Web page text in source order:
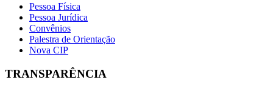
Pessoa Física
Pessoa Jurídica
Convênios
Palestra de Orientação
Nova CIP
TRANSPARÊNCIA